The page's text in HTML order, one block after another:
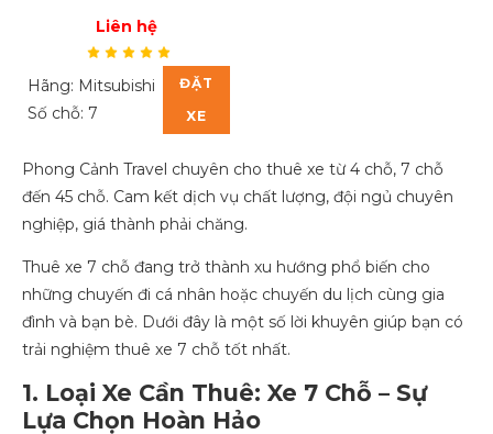
Liên hệ
Hãng: Mitsubishi
Số chỗ: 7
ĐẶT
XE
Phong Cảnh Travel chuyên cho thuê xe từ 4 chỗ, 7 chỗ
đến 45 chỗ. Cam kết dịch vụ chất lượng, đội ngủ chuyên
nghiệp, giá thành phải chăng.
Thuê xe 7 chỗ đang trở thành xu hướng phổ biến cho
những chuyến đi cá nhân hoặc chuyến du lịch cùng gia
đình và bạn bè. Dưới đây là một số lời khuyên giúp bạn có
trải nghiệm thuê xe 7 chỗ tốt nhất.
1. Loại Xe Cần Thuê: Xe 7 Chỗ – Sự
Lựa Chọn Hoàn Hảo